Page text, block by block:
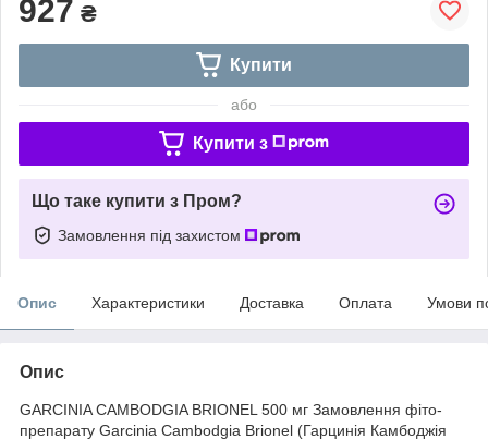
927 ₴
Купити
або
Купити з
Що таке купити з Пром?
Замовлення під захистом
Опис Характеристики Доставка Оплата Умови
Опис
GARCINIA CAMBODGIA BRIONEL 500 мг Замовлення фіто-
препарату Garcinia Cambodgia Brionel (Гарцинія Камбоджія